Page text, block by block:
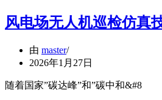
风电场无人机巡检仿真
由 master
2026年1月27日
随着国家”碳达峰”和”碳中和&#8